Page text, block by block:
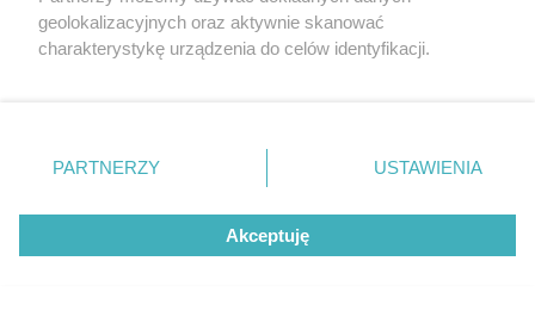
należą: kefir, jogurt naturalny, kwaśne mleko,
kiszona kapustaikiszone ogórki.
geolokalizacyjnych oraz aktywnie skanować
charakterystykę urządzenia do celów identyfikacji.
zmienić/wycofać klikając przycisk ustawień prywatności
znajdujący się w lewym dolnym rogu strony
rodzaje przetwarzania danych nie wymagają zgody
użytkownika, ale masz prawo sprzeciwić się takiemu
przetwarzaniu. Preferencje będą miały zastosowanie tylko
PARTNERZY USTAWIENIA
Akceptuję